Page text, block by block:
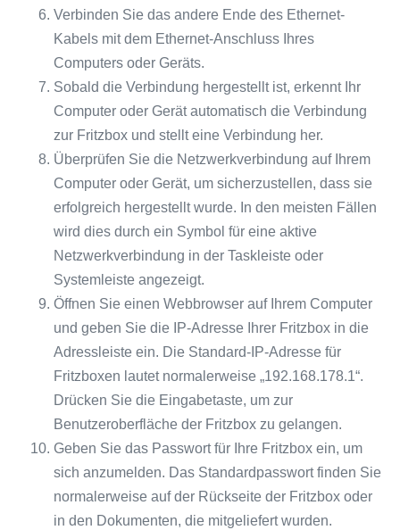
Verbinden Sie das andere Ende des Ethernet-
Kabels mit dem Ethernet-Anschluss Ihres
Computers oder Geräts.
Sobald die Verbindung hergestellt ist, erkennt Ihr
Computer oder Gerät automatisch die Verbindung
zur Fritzbox und stellt eine Verbindung her.
Überprüfen Sie die Netzwerkverbindung auf Ihrem
Computer oder Gerät, um sicherzustellen, dass sie
erfolgreich hergestellt wurde. In den meisten Fällen
wird dies durch ein Symbol für eine aktive
Netzwerkverbindung in der Taskleiste oder
Systemleiste angezeigt.
Öffnen Sie einen Webbrowser auf Ihrem Computer
und geben Sie die IP-Adresse Ihrer Fritzbox in die
Adressleiste ein. Die Standard-IP-Adresse für
Fritzboxen lautet normalerweise „192.168.178.1“.
Drücken Sie die Eingabetaste, um zur
Benutzeroberfläche der Fritzbox zu gelangen.
Geben Sie das Passwort für Ihre Fritzbox ein, um
sich anzumelden. Das Standardpasswort finden Sie
normalerweise auf der Rückseite der Fritzbox oder
in den Dokumenten, die mitgeliefert wurden.